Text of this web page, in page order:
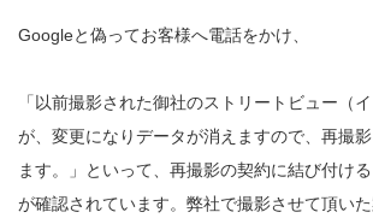
Googleと偽ってお客様へ電話をかけ、
「以前撮影された御社のストリートビュー（イ
が、変更になりデータが消えますので、再撮
ます。」といって、再撮影の契約に結び付け
が確認されています。弊社で撮影させて頂い